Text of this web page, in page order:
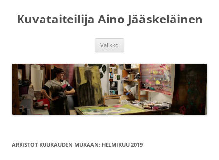
Kuvataiteilija Aino Jääskeläinen
Valikko
ARKISTOT KUUKAUDEN MUKAAN: HELMIKUU 2019